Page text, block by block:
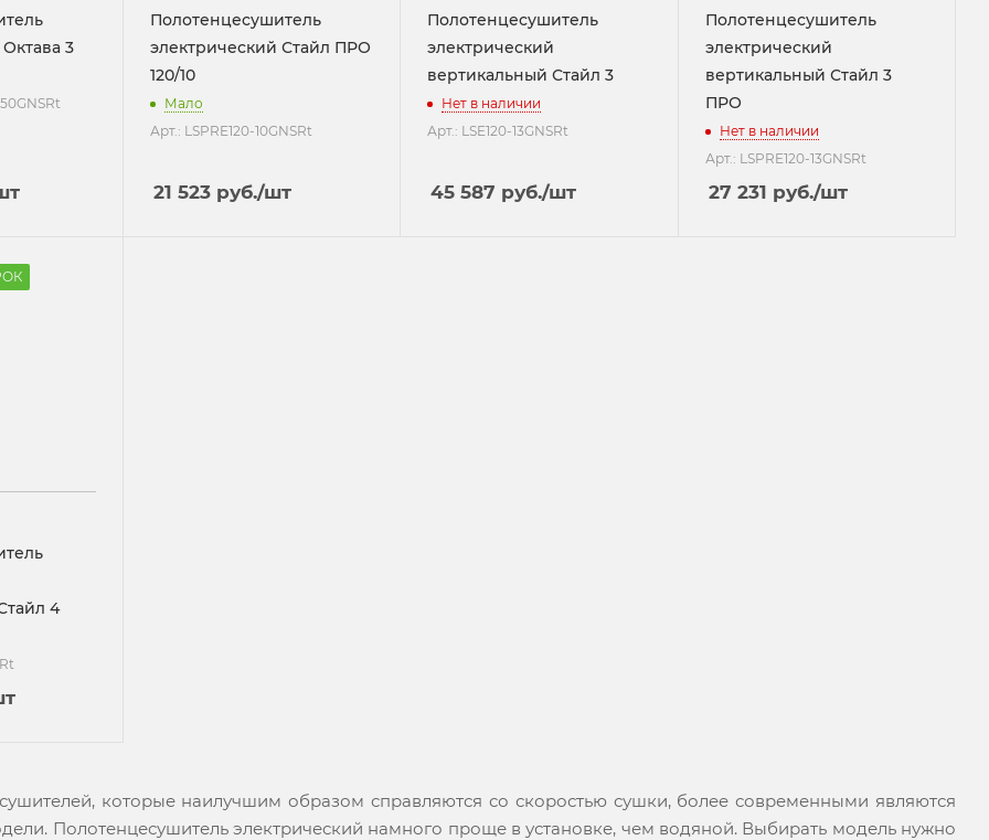
3
Полотенцесушитель
электрический Стайл ПРО
120/10
Мало
Арт.: LSPRE120-10GNSRt
21 523руб./шт
Полотенцесушитель
электрический
вертикальный Стайл 3
Нет в наличии
Арт.: LSE120-13GNSRt
45 587 руб./шт
Полотенцесушитель
электрический
вертикальный Стайл 3
ПРО
Нет в наличии
Арт.: LSPRE120-13GNSRt
27 231 руб./шт
4
которые наилучшим образом справляются со скоростью сушки, более современными являются
Полотенцесушитель электрический намного проще в установке, чем водяной. Выбирать модель нужно